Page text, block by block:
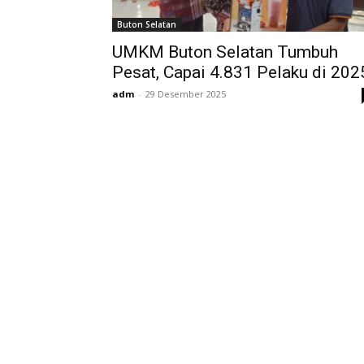
Tentang Kami
Buton Selatan
UMKM Buton Selatan Tumbuh
Pesat, Capai 4.831 Pelaku di
adm - 29 Desember 2025